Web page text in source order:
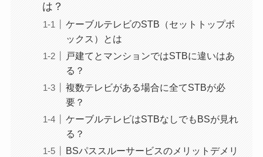
は？
ケーブルテレビのSTB（セットトップボ
ックス）とは
戸建てとマンションではSTBに違いはあ
る？
複数テレビがある場合に全てSTBが必
要？
ケーブルテレビはSTBなしでもBSが見れ
る？
BSパススルーサービスのメリットデメリ